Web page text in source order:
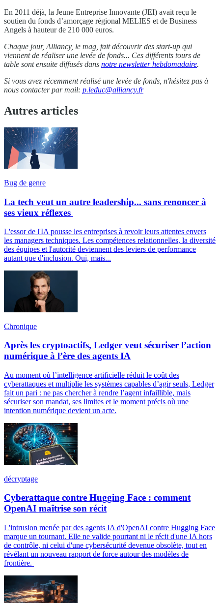
En 2011 déjà, la Jeune Entreprise Innovante (JEI) avait reçu le
soutien du fonds d’amorçage régional MELIES et de Business
Angels à hauteur de 210 000 euros.
Chaque jour, Alliancy, le mag, fait découvrir des start-up qui
viennent de réaliser une levée de fonds... Ces différents tours de
table sont ensuite diffusés dans notre newsletter hebdomadaire.
Si vous avez récemment réalisé une levée de fonds, n'hésitez pas à
nous contacter par mail: p.leduc@alliancy.fr
Autres articles
Bug de genre
La tech veut un autre leadership... sans renoncer à
ses vieux réflexes
L'essor de l'IA pousse les entreprises à revoir leurs attentes envers
les managers techniques. Les compétences relationnelles, la diversité
des équipes et l'autorité deviennent des leviers de performance
autant que d'inclusion. Oui, mais...
Chronique
Après les cryptoactifs, Ledger veut sécuriser l’action
numérique à l’ère des agents IA
Au moment où l’intelligence artificielle réduit le coût des
cyberattaques et multiplie les systèmes capables d’agir seuls, Ledger
fait un pari : ne pas chercher à rendre l’agent infaillible, mais
sécuriser son mandat, ses limites et le moment précis où une
intention numérique devient un acte.
décryptage
Cyberattaque contre Hugging Face : comment
OpenAI maîtrise son récit
L'intrusion menée par des agents IA d'OpenAI contre Hugging Face
marque un tournant. Elle ne valide pourtant ni le récit d'une IA hors
de contrôle, ni celui d'une cybersécurité devenue obsolète, tout en
révélant un nouveau rapport de force autour des modèles de
frontière.